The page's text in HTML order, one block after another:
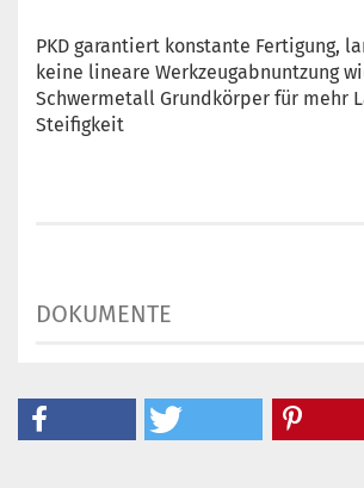
PKD garantiert konstante Fertigung,
keine lineare Werkzeugabnuntzung
Schwermetall Grundkörper für mehr
Steifigkeit
DOKUMENTE